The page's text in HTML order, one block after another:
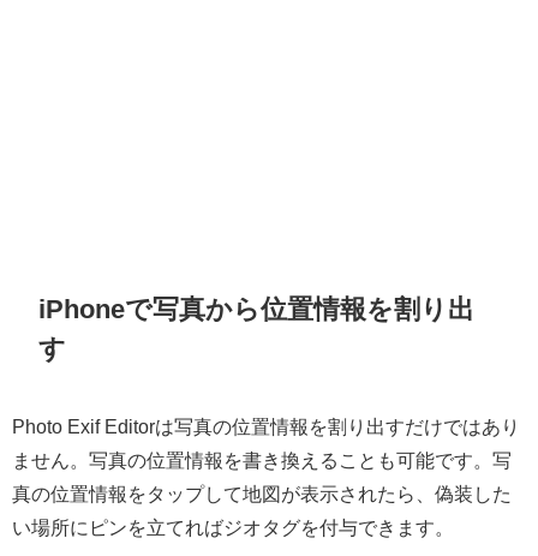
iPhoneで写真から位置情報を割り出
す
Photo Exif Editorは写真の位置情報を割り出すだけではあり
ません。写真の位置情報を書き換えることも可能です。写
真の位置情報をタップして地図が表示されたら、偽装した
い場所にピンを立てればジオタグを付与できます。